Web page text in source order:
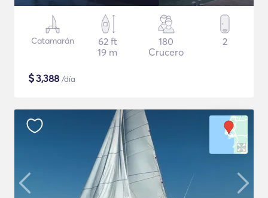
Catamarán
62 ft
19 m
180
Crucero
2
$3,388 /día